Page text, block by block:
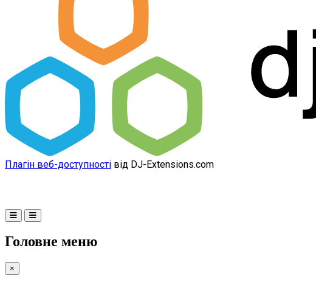
Плагін веб-доступності від DJ-Extensions.com
Головне меню
×